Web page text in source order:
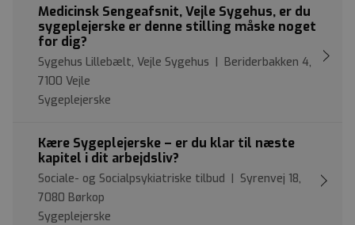
Medicinsk Sengeafsnit, Vejle Sygehus, er du
sygeplejerske er denne stilling måske noget
for dig?
Sygehus Lillebælt, Vejle Sygehus | Beriderbakken 4,
7100 Vejle
Sygeplejerske
Kære Sygeplejerske – er du klar til næste
kapitel i dit arbejdsliv?
Sociale- og Socialpsykiatriske tilbud | Syrenvej 18,
7080 Børkop
Sygeplejerske